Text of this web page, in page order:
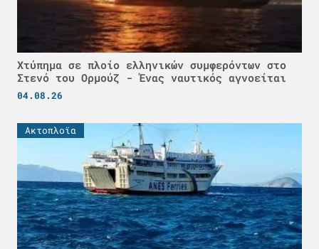
Χτύπημα σε πλοίο ελληνικών συμφερόντων στο
Στενό του Ορμούζ - Ένας ναυτικός αγνοείται
04.08.26
Ακτοπλοϊα